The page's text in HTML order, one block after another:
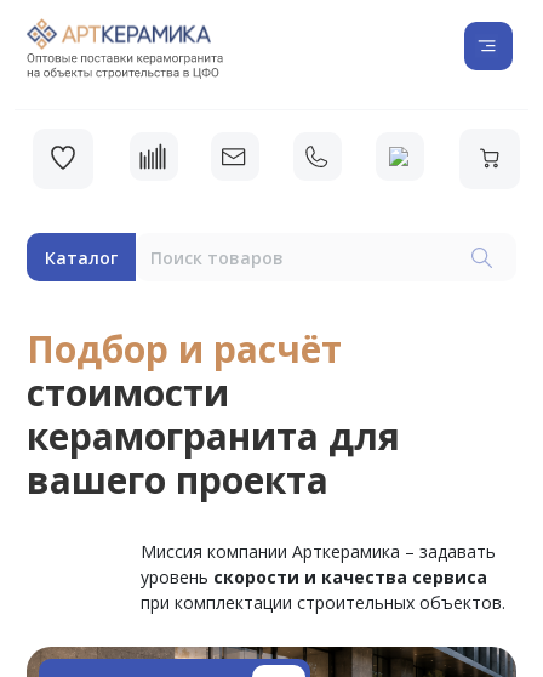
Каталог
Подбор и расчёт
стоимости
керамогранита для
вашего проекта
Миссия компании Арткерамика – задавать
уровень скорости и качества сервиса
при комплектации строительных объектов.